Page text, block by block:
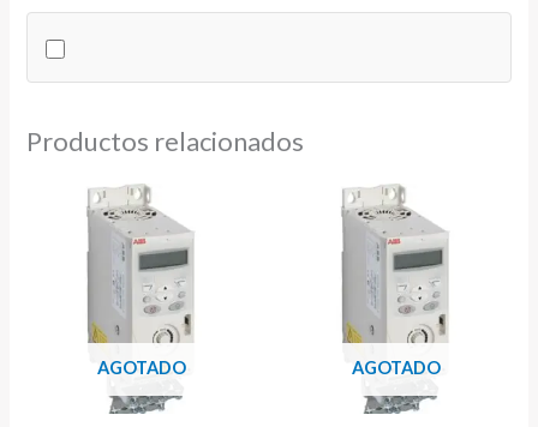
cantidad
Productos relacionados
AGOTADO AGOTADO